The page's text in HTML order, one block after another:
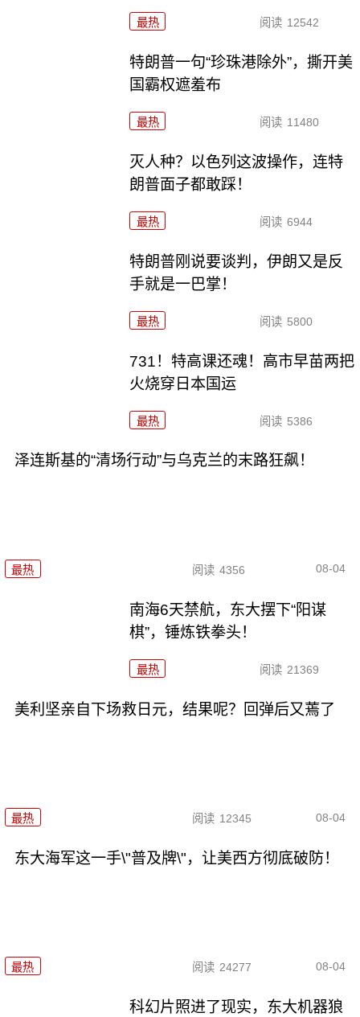
最热 阅读 12542
特朗普一句“珍珠港除外”，撕开美
国霸权遮羞布
最热 阅读 11480
灭人种？以色列这波操作，连特
朗普面子都敢踩！
最热 阅读 6944
特朗普刚说要谈判，伊朗又是反
手就是一巴掌！
最热 阅读 5800
731！特高课还魂！高市早苗两把
火烧穿日本国运
最热 阅读 5386
泽连斯基的“清场行动”与乌克兰的末路狂飙！
最热 阅读 4356 08-04
南海6天禁航，东大摆下“阳谋
棋”，锤炼铁拳头！
最热 阅读 21369
美利坚亲自下场救日元，结果呢？回弹后又蔫了
最热 阅读 12345 08-04
东大海军这一手\"普及牌\"，让美西方彻底破防！
最热 阅读 24277 08-04
科幻片照进了现实，东大机器狼